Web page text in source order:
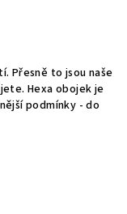
Přesně to jsou naše
Hexa obojek je
podmínky - do